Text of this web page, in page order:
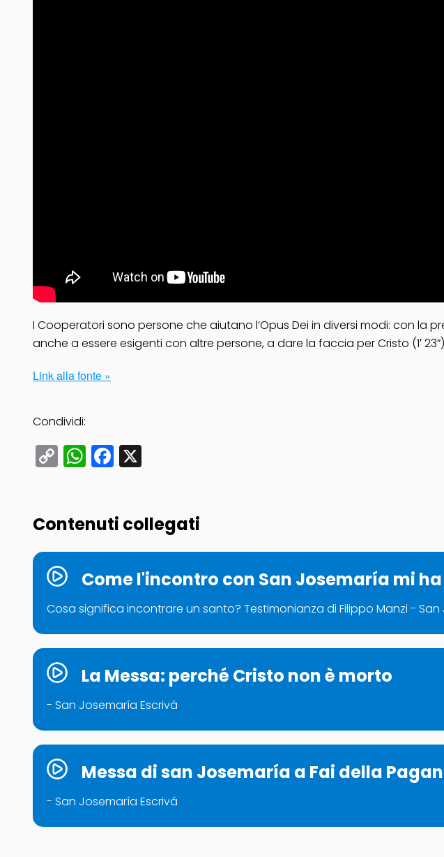
I Cooperatori sono persone che aiutano l’Opus Dei in diversi modi: con la
anche a essere esigenti con altre persone, a dare la faccia per Cristo (1′
Link alla fonte »
Condividi:
CopyWhatsApp
Facebook
Contenuti collegati
Come l'incontro con San Josemaría mi
Cosa significa incontrare un santo​? Testimonianza di Filippo Manzi - San
La Messa: perché Cristo non è morto
- San Josemaría Escrivá
Messa di san Josemaría a Fai della
- San Josemaría Escrivá